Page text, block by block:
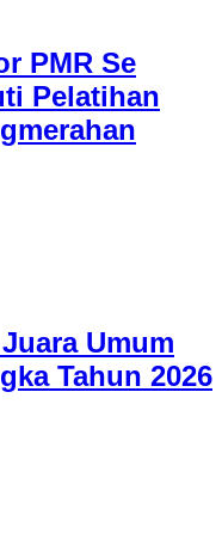
PMR Se
Pelatihan
Umum
Tahun 2026